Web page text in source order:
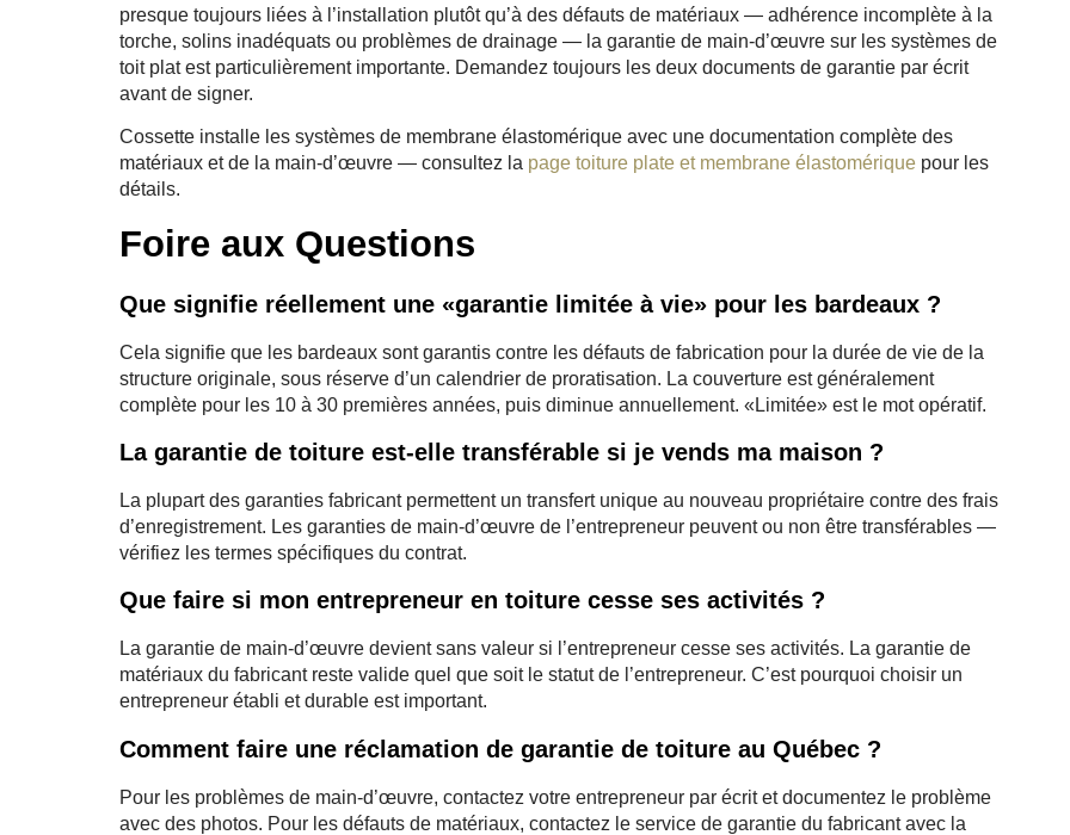
presque toujours liées à l’installation plutôt qu’à des défauts de matériaux — adhérence incomplète à la
torche, solins inadéquats ou problèmes de drainage — la garantie de main-d’œuvre sur les systèmes de
toit plat est particulièrement importante. Demandez toujours les deux documents de garantie par écrit
avant de signer.
Cossette installe les systèmes de membrane élastomérique avec une documentation complète des
matériaux et de la main-d’œuvre — consultez la page toiture plate et membrane élastomérique pour les
détails.
Foire aux Questions
Que signifie réellement une «garantie limitée à vie» pour les bardeaux ?
Cela signifie que les bardeaux sont garantis contre les défauts de fabrication pour la durée de vie de la
structure originale, sous réserve d’un calendrier de proratisation. La couverture est généralement
complète pour les 10 à 30 premières années, puis diminue annuellement. «Limitée» est le mot opératif.
La garantie de toiture est-elle transférable si je vends ma maison ?
La plupart des garanties fabricant permettent un transfert unique au nouveau propriétaire contre des frais
d’enregistrement. Les garanties de main-d’œuvre de l’entrepreneur peuvent ou non être transférables —
vérifiez les termes spécifiques du contrat.
Que faire si mon entrepreneur en toiture cesse ses activités ?
La garantie de main-d’œuvre devient sans valeur si l’entrepreneur cesse ses activités. La garantie de
matériaux du fabricant reste valide quel que soit le statut de l’entrepreneur. C’est pourquoi choisir un
entrepreneur établi et durable est important.
Comment faire une réclamation de garantie de toiture au Québec ?
Pour les problèmes de main-d’œuvre, contactez votre entrepreneur par écrit et documentez le problème
avec des photos. Pour les défauts de matériaux, contactez le service de garantie du fabricant avec la